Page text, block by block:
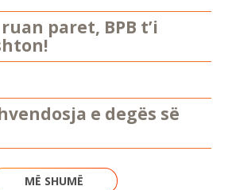
paret, BPB t’i
e degës së
MË SHUMË